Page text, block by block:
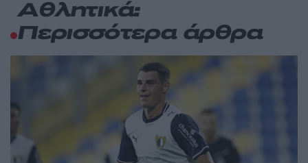
Αθλητικά:
Περισσότερα άρθρα